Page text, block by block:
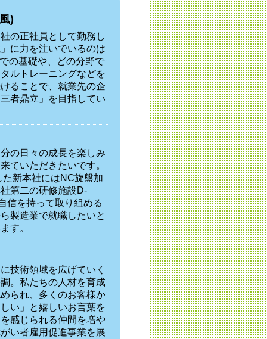
)
の正社員として勤務し
に力を注いでいるのは
の基礎や、どの分野で
ルトレーニングなどを
ることで、就業先の企
者鼎立」を目指してい
の日々の成長を楽しみ
ていただきたいです。
新本社にはNC旋盤加
第二の研修施設D-
信を持って取り組める
製造業で就職したいと
す。
技術領域を広げていく
。私たちの人材を育成
られ、多くのお客様か
い」と嬉しいお言葉を
感じられる仲間を増や
い者雇用促進事業を展